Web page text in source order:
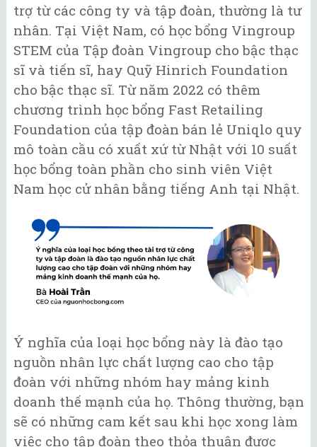
trợ từ các công ty và tập đoàn, thường là tư
nhân. Tại Việt Nam, có học bổng Vingroup
STEM của Tập đoàn Vingroup cho bậc thạc
sĩ và tiến sĩ, hay Quỹ Hinrich Foundation
cho bậc thạc sĩ. Từ năm 2022 có thêm
chương trình học bổng Fast Retailing
Foundation của tập đoàn bán lẻ Uniqlo quy
mô toàn cầu có xuất xứ từ Nhật với 10 suất
học bổng toàn phần cho sinh viên Việt
Nam học cử nhân bằng tiếng Anh tại Nhật.
Ý nghĩa của loại học bổng này là đào tạo
nguồn nhân lực chất lượng cao cho tập
đoàn với những nhóm hay mảng kinh
doanh thế mạnh của họ. Thông thường, bạn
sẽ có những cam kết sau khi học xong làm
việc cho tập đoàn theo thỏa thuận được